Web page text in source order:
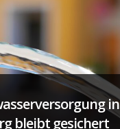
in
bleibt gesichert